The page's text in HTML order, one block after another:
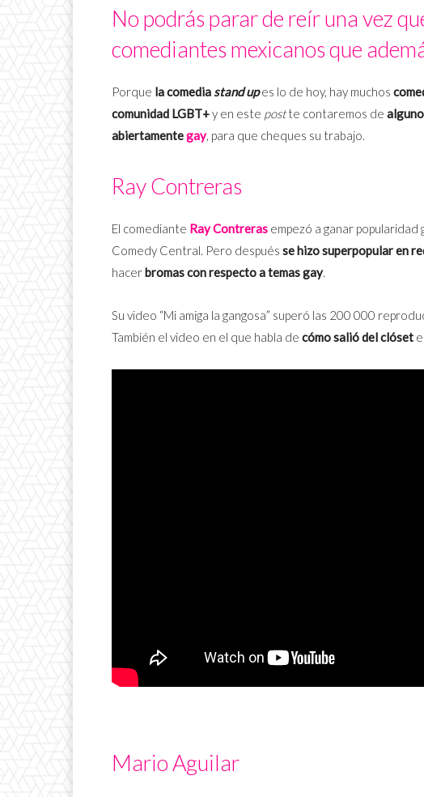
No podrás parar de reír una vez
comediantes mexicanos que
Porque la comediastand upes lo de hoy, hay muchos
comunidad LGBT+y en este postte contaremos de
abiertamentegay, para que cheques su trabajo.
Ray Contreras
El comediante Ray Contreras empezó a ganar popularidad
Comedy Central. Pero después se hizo superpopular en
hacerbromas con respecto a temas gay.
Su video “Mi amiga la gangosa” superó las 200 000
También el video en el que habla de cómo salió del clóset
Mario Aguilar